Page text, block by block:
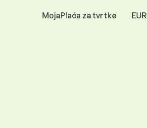
MojaPlaća za tvrtke EUR